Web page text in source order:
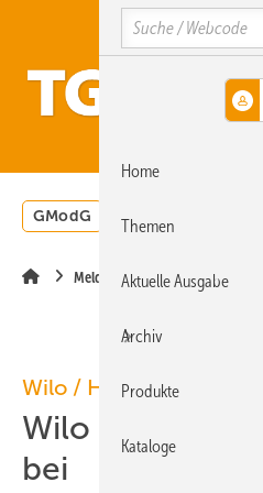
Hauptinhalt
Hauptmenü
SiteSearch
GModG Wärmepumpe
Meldungen
Wilo /
Wilo tritt
bei
Search
Home
Themen
Aktuelle Ausgabe
Archiv
Produkte
Kataloge